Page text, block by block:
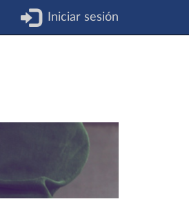
Iniciar sesión